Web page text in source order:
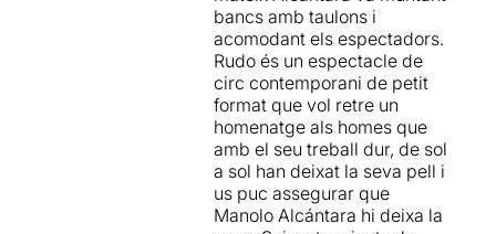
bancs amb taulons i
acomodant els espectadors.
Rudo és un espectacle de
circ contemporani de petit
format que vol retre un
homenatge als homes que
amb el seu treball dur, de sol
a sol han deixat la seva pell i
us puc assegurar que
Manolo Alcántara hi deixa la